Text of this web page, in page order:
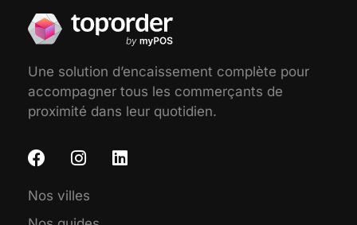
Une solution d’encaissement complète pour
accompagner tous les commerçants de
proximité dans leur quotidien.
Nos villes